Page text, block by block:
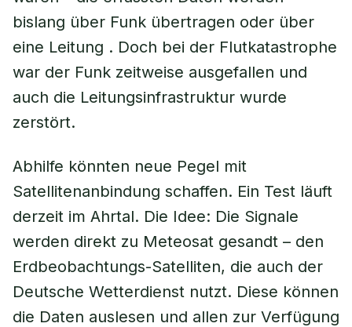
bislang über Funk übertragen oder über
eine Leitung . Doch bei der Flutkatastrophe
war der Funk zeitweise ausgefallen und
auch die Leitungsinfrastruktur wurde
zerstört.
Abhilfe könnten neue Pegel mit
Satellitenanbindung schaffen. Ein Test läuft
derzeit im Ahrtal. Die Idee: Die Signale
werden direkt zu Meteosat gesandt – den
Erdbeobachtungs-Satelliten, die auch der
Deutsche Wetterdienst nutzt. Diese können
die Daten auslesen und allen zur Verfügung